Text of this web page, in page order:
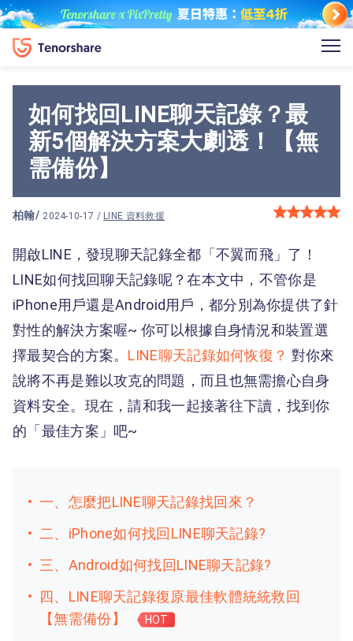
如何找回LINE聊天記錄？最
新5個解決方案大劇透！【無
需備份】
柏翰/ 2024-10-17 / LINE 資料救援
開啟LINE，發現聊天記錄全都「不翼而飛」了！
LINE如何找回聊天記錄呢？在本文中，不管你是
iPhone用戶還是Android用戶，都分別為你提供了針
對性的解決方案喔~ 你可以根據自身情況和裝置選
擇最契合的方案。 LINE聊天記錄如何恢復？ 對你來
說將不再是難以攻克的問題，而且也無需擔心自身
資料安全。現在，請和我一起接著往下讀，找到你
的「最佳方案」吧~
一、怎麼把LINE聊天記錄找回來？
二、iPhone如何找回LINE聊天記錄?
三、Android如何找回LINE聊天記錄?
四、LINE聊天記錄復原最佳軟體統統救回
【無需備份】
HOT